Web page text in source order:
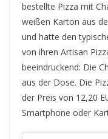
bestellte Pizza mit
weißen Karton aus
und hatte den
von ihren Artisan
beeindruckend: Die
aus der Dose. Die
der Preis von 12,20
Smartphone oder